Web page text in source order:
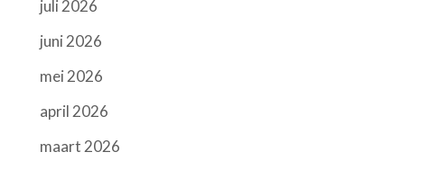
juli 2026
juni 2026
mei 2026
april 2026
maart 2026